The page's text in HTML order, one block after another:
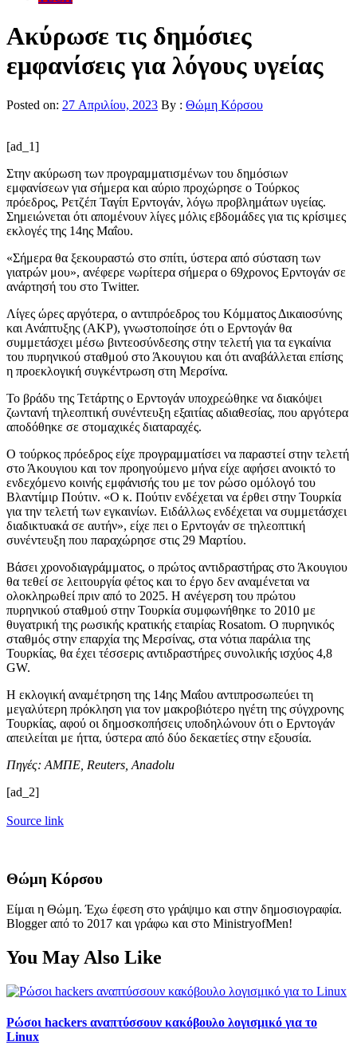
Ακύρωσε τις δημόσιες
εμφανίσεις για λόγους υγείας
Posted on: 27 Απριλίου, 2023 By : Θώμη Κόρσου
[ad_1]
Στην ακύρωση των προγραμματισμένων του δημόσιων
εμφανίσεων για σήμερα και αύριο προχώρησε ο Τούρκος
πρόεδρος, Ρετζέπ Ταγίπ Ερντογάν, λόγω προβλημάτων υγείας.
Σημειώνεται ότι απομένουν λίγες μόλις εβδομάδες για τις κρίσιμες
εκλογές της 14ης Μαΐου.
«Σήμερα θα ξεκουραστώ στο σπίτι, ύστερα από σύσταση των
γιατρών μου», ανέφερε νωρίτερα σήμερα ο 69χρονος Ερντογάν σε
ανάρτησή του στο Twitter.
Λίγες ώρες αργότερα, ο αντιπρόεδρος του Κόμματος Δικαιοσύνης
και Ανάπτυξης (AKP), γνωστοποίησε ότι ο Ερντογάν θα
συμμετάσχει μέσω βιντεοσύνδεσης στην τελετή για τα εγκαίνια
του πυρηνικού σταθμού στο Άκουγιου και ότι αναβάλλεται επίσης
η προεκλογική συγκέντρωση στη Μερσίνα.
Το βράδυ της Τετάρτης ο Ερντογάν υποχρεώθηκε να διακόψει
ζωντανή τηλεοπτική συνέντευξη εξαιτίας αδιαθεσίας, που αργότερα
αποδόθηκε σε στομαχικές διαταραχές.
Ο τούρκος πρόεδρος είχε προγραμματίσει να παραστεί στην τελετή
στο Άκουγιου και τον προηγούμενο μήνα είχε αφήσει ανοικτό το
ενδεχόμενο κοινής εμφάνισής του με τον ρώσο ομόλογό του
Βλαντίμιρ Πούτιν. «Ο κ. Πούτιν ενδέχεται να έρθει στην Τουρκία
για την τελετή των εγκαινίων. Ειδάλλως ενδέχεται να συμμετάσχει
διαδικτυακά σε αυτήν», είχε πει ο Ερντογάν σε τηλεοπτική
συνέντευξη που παραχώρησε στις 29 Μαρτίου.
Βάσει χρονοδιαγράμματος, ο πρώτος αντιδραστήρας στο Άκουγιου
θα τεθεί σε λειτουργία φέτος και το έργο δεν αναμένεται να
ολοκληρωθεί πριν από το 2025. Η ανέγερση του πρώτου
πυρηνικού σταθμού στην Τουρκία συμφωνήθηκε το 2010 με
θυγατρική της ρωσικής κρατικής εταιρίας Rosatom. Ο πυρηνικός
σταθμός στην επαρχία της Μερσίνας, στα νότια παράλια της
Τουρκίας, θα έχει τέσσερις αντιδραστήρες συνολικής ισχύος 4,8
GW.
Η εκλογική αναμέτρηση της 14ης Μαΐου αντιπροσωπεύει τη
μεγαλύτερη πρόκληση για τον μακροβιότερο ηγέτη της σύγχρονης
Τουρκίας, αφού οι δημοσκοπήσεις υποδηλώνουν ότι ο Ερντογάν
απειλείται με ήττα, ύστερα από δύο δεκαετίες στην εξουσία.
Πηγές: ΑΜΠΕ, Reuters, Anadolu
[ad_2]
Source link
Θώμη Κόρσου
Είμαι η Θώμη. Έχω έφεση στο γράψιμο και στην δημοσιογραφία.
Blogger από το 2017 και γράφω και στο MinistryofMen!
You May Also Like
Ρώσοι hackers αναπτύσσουν κακόβουλο λογισμικό για το
Linux